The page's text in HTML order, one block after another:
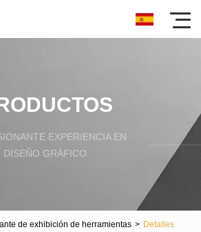
EXPERIENCIA EN
DISEÑO GRÁFICO.
de exhibición de herramientas > Detalles